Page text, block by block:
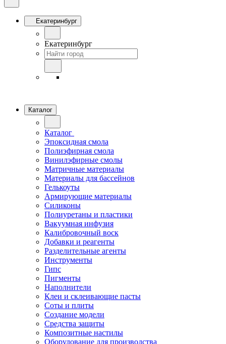
Екатеринбург
Екатеринбург
Каталог
Каталог
Эпоксидная смола
Полиэфирная смола
Винилэфирные смолы
Матричные материалы
Материалы для бассейнов
Гелькоуты
Армирующие материалы
Силиконы
Полиуретаны и пластики
Вакуумная инфузия
Калибровочный воск
Добавки и реагенты
Разделительные агенты
Инструменты
Гипс
Пигменты
Наполнители
Клеи и склеивающие пасты
Соты и плиты
Создание модели
Средства защиты
Композитные настилы
Оборудование для производства